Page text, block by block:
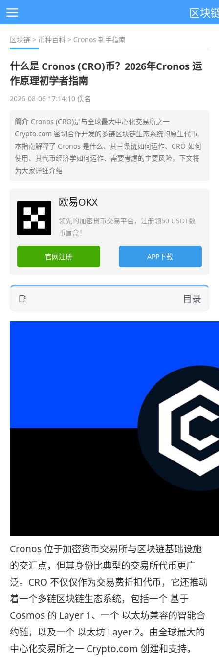
区块
区块链 > 币种百科 > Cronos 新手指南
什么是 Cronos (CRO)币？2026年Cronos 运
作原理初学者指南
2026-08-06 17:14:10 佚名
简介 Cronos (CRO)是与全球最大中心化交易所之一
Crypto.com 密切合作开发的多链区块链生态系统的原生代币,
本指南解释了 Cronos 是什么、其三条链如何运作、CRO 如何
使用、其代币经济学如何运作、需要考虑的主要风险，下文将
为大家详细介绍
欧易OKX
领先的加密货币交易平台，注册领50 USDT数
币盲盒！
官网注册 APP下载
目录
Cronos 位于加密货币交易所与区块链基础设施
的交汇点，但其身份比典型的交易所代币更广
泛。CRO 不仅仅作为交易费折扣代币，它还推动
着一个多链区块链生态系统，包括一个 基于
Cosmos 的 Layer 1、一个 以太坊兼容的智能合
约链，以及一个 以太坊 Layer 2。由全球最大的
中心化交易所之一 Crypto.com 创建和支持，